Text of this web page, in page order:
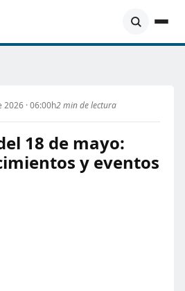
2026 · 06:00h2 min de lectura
18 de mayo:
y eventos